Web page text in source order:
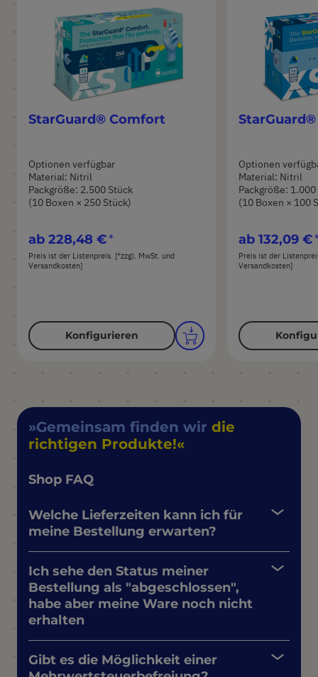
StarGuard® Comfort
Optionen verfügbar
Material: Nitril
Packgröße: 2.500 Stück
(10 Boxen × 250 Stück)
ab 228,48 €
Preis ist der Listenpreis. [*zzgl. MwSt. und
Versandkosten]
Konfigurieren
Optionen
Material: Nitril
Packgröße:
(10 Boxen × 100
ab 132,09 €
Preis ist der
Versandkosten]
Gemeinsam finden wir die
richtigen Produkte!
Shop FAQ
Welche Lieferzeiten kann ich für
meine Bestellung erwarten?
Ich sehe den Status meiner
Bestellung als "abgeschlossen",
habe aber meine Ware noch nicht
erhalten
Gibt es die Möglichkeit einer